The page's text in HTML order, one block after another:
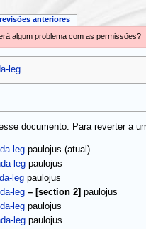
algum problema com as permissões?
leg
documento. Para reverter a
leg paulojus (atual)
leg paulojus
leg paulojus
leg – [section 2] paulojus
leg paulojus
leg paulojus
revisões anteriores